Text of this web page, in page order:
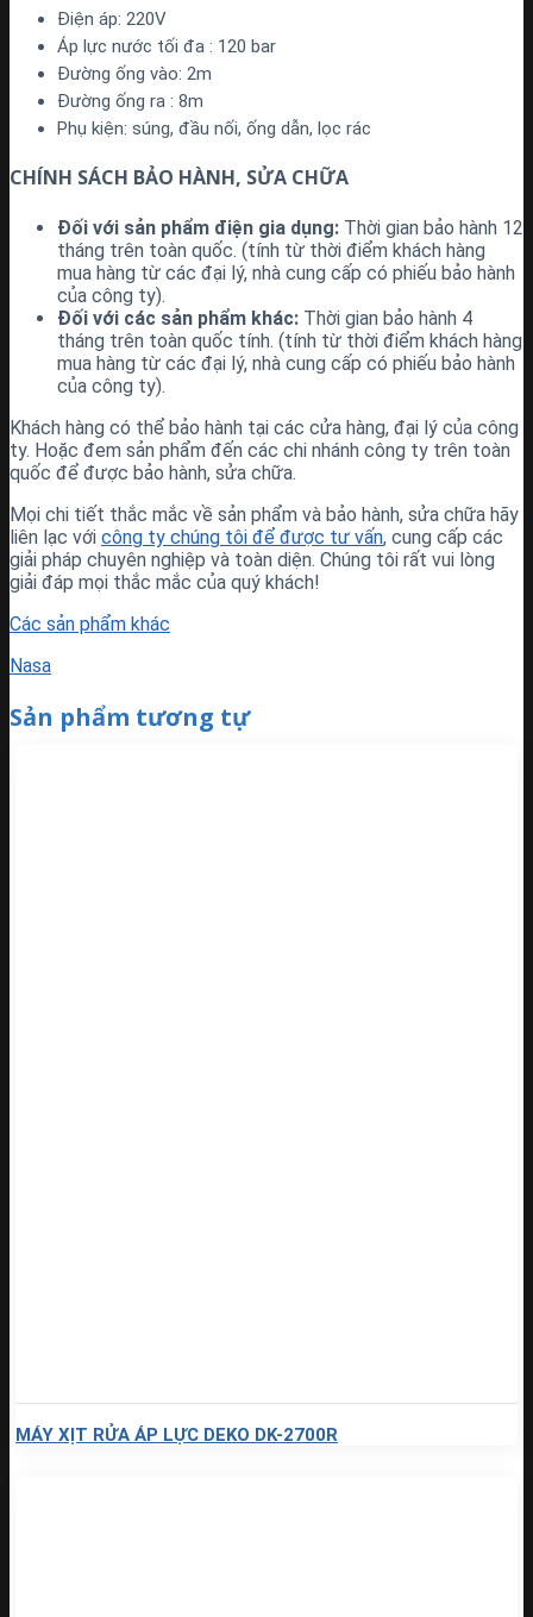
Điện áp: 220V
Áp lực nước tối đa : 120 bar
Đường ống vào: 2m
Đường ống ra : 8m
Phụ kiện: súng, đầu nối, ống dẫn, lọc rác
CHÍNH SÁCH BẢO HÀNH, SỬA CHỮA
Đối với sản phẩm điện gia dụng: Thời gian bảo hành 12
tháng trên toàn quốc. (tính từ thời điểm khách hàng
mua hàng từ các đại lý, nhà cung cấp có phiếu bảo hành
của công ty).
Đối với các sản phẩm khác: Thời gian bảo hành 4
tháng trên toàn quốc tính. (tính từ thời điểm khách hàng
mua hàng từ các đại lý, nhà cung cấp có phiếu bảo hành
của công ty).
Khách hàng có thể bảo hành tại các cửa hàng, đại lý của công
ty. Hoặc đem sản phẩm đến các chi nhánh công ty trên toàn
quốc để được bảo hành, sửa chữa.
Mọi chi tiết thắc mắc về sản phẩm và bảo hành, sửa chữa hãy
liên lạc với công ty chúng tôi để được tư vấn, cung cấp các
giải pháp chuyên nghiệp và toàn diện. Chúng tôi rất vui lòng
giải đáp mọi thắc mắc của quý khách!
Các sản phẩm khác
Nasa
Sản phẩm tương tự
MÁY XỊT RỬA ÁP LỰC DEKO DK-2700R